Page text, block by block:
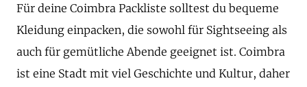
Für deine Coimbra Packliste solltest du bequeme
Kleidung einpacken, die sowohl für Sightseeing als
auch für gemütliche Abende geeignet ist. Coimbra
ist eine Stadt mit viel Geschichte und Kultur, daher